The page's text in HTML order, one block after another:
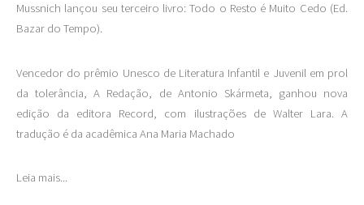
Mussnich lançou seu terceiro livro: Todo o Resto é Muito Cedo (Ed.
Bazar do Tempo).
Vencedor do prêmio Unesco de Literatura Infantil e Juvenil em prol
da tolerância, A Redação, de Antonio Skármeta, ganhou nova
edição da editora Record, com ilustrações de Walter Lara. A
tradução é da acadêmica Ana Maria Machado
Leia mais...